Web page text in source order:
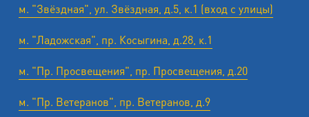
м. "Звёздная", ул. Звёздная, д.5, к.1 (вход с улицы)
м. "Ладожская", пр. Косыгина, д.28, к.1
м. "Пр. Просвещения", пр. Просвещения, д.20
м. "Пр. Ветеранов", пр. Ветеранов, д.9